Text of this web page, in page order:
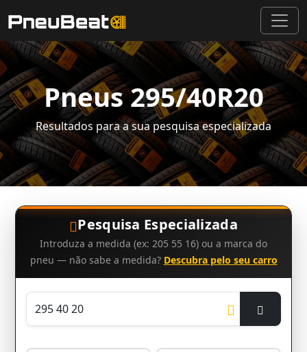
Pneus 295/40R20
Resultados para a sua pesquisa especializada
Pesquisa Especializada
Introduza a medida (ex: 205 55 16) ou a marca do
pneu — não sabe a medida? Descubra pelo seu carro